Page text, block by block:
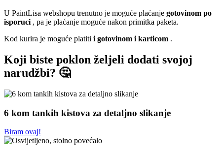
U PaintLisa webshopu trenutno je moguće plaćanje gotovinom po
isporuci , pa je plaćanje moguće nakon primitka paketa.
Kod kurira je moguće platiti i gotovinom i karticom .
Koji biste poklon željeli dodati svojoj
narudžbi? 🤔
6 kom tankih kistova za detaljno slikanje
Biram ovaj!